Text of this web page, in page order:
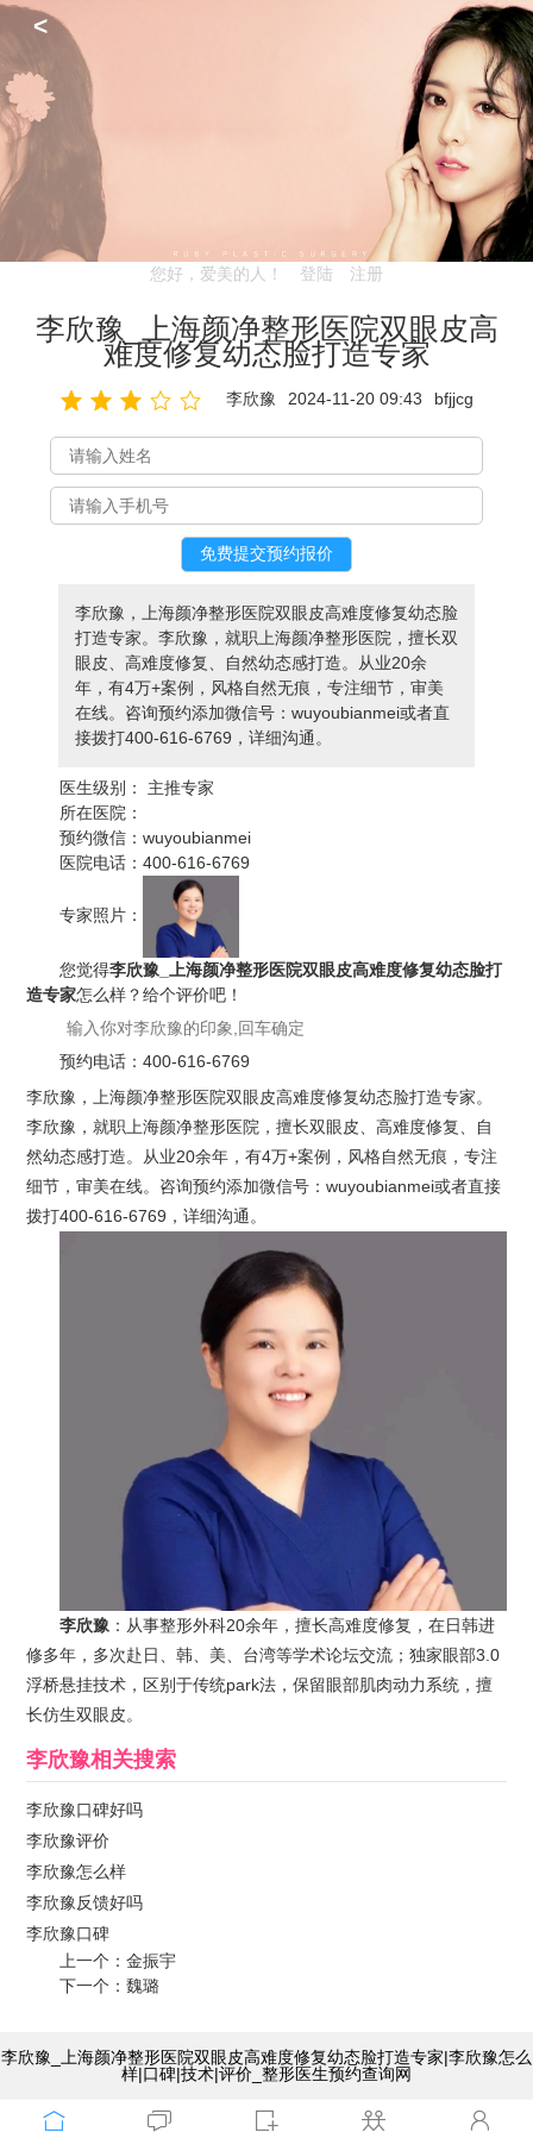
<
您好，爱美的人！ 登陆 注册
李欣豫_上海颜净整形医院双眼皮高
难度修复幼态脸打造专家
李欣豫 2024-11-20 09:43 bfjjcg
李欣豫，上海颜净整形医院双眼皮高难度修复幼态脸
打造专家。李欣豫，就职上海颜净整形医院，擅长双
眼皮、高难度修复、自然幼态感打造。从业20余
年，有4万+案例，风格自然无痕，专注细节，审美
在线。咨询预约添加微信号：wuyoubianmei或者直
接拨打400-616-6769，详细沟通。
医生级别：
主推专家
所在医院：
预约微信：wuyoubianmei
医院电话：400-616-6769
专家照片：
您觉得李欣豫_上海颜净整形医院双眼皮高难度修复幼态脸打
造专家怎么样？给个评价吧！
预约电话：400-616-6769
李欣豫，上海颜净整形医院双眼皮高难度修复幼态脸打造专家。
李欣豫，就职上海颜净整形医院，擅长双眼皮、高难度修复、自
然幼态感打造。从业20余年，有4万+案例，风格自然无痕，专注
细节，审美在线。咨询预约添加微信号：wuyoubianmei或者直接
拨打400-616-6769，详细沟通。
李欣豫 ：从事整形外科20余年，擅长高难度修复，在日韩进
修多年，多次赴日、韩、美、台湾等学术论坛交流；独家眼部3.0
浮桥悬挂技术，区别于传统park法，保留眼部肌肉动力系统，擅
长仿生双眼皮。
李欣豫相关搜索
李欣豫口碑好吗
李欣豫评价
李欣豫怎么样
李欣豫反馈好吗
李欣豫口碑
上一个：金振宇
下一个：魏璐
李欣豫_上海颜净整形医院双眼皮高难度修复幼态脸打造专家|李欣豫怎么
样|口碑|技术|评价_整形医生预约查询网